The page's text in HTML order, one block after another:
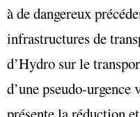
à de dangereux
infrastructures de
d’Hydro sur le
d’une pseudo-